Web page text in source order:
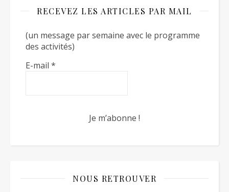
RECEVEZ LES ARTICLES PAR MAIL
(un message par semaine avec le programme
des activités)
E-mail *
NOUS RETROUVER